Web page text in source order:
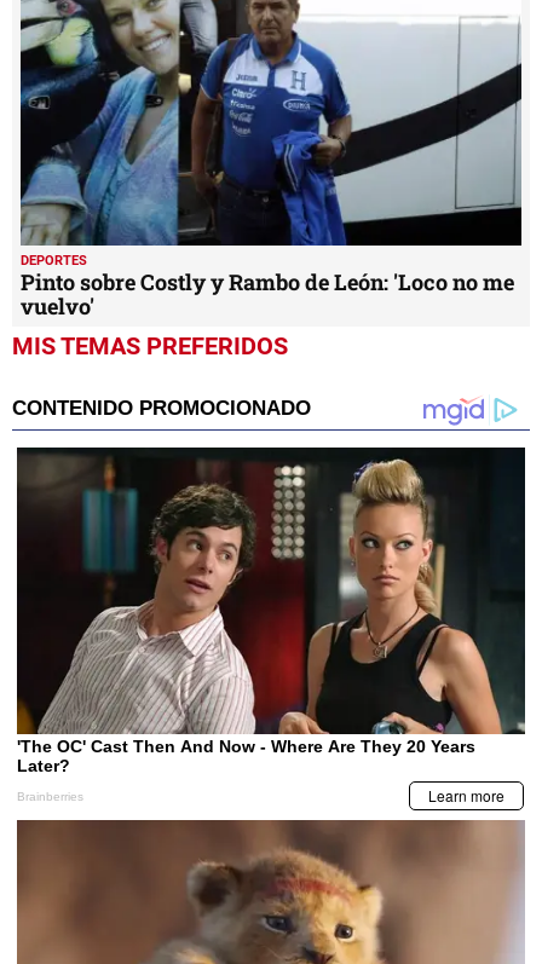
DEPORTES
Pinto sobre Costly y Rambo de León: 'Loco no me
vuelvo'
MIS TEMAS PREFERIDOS